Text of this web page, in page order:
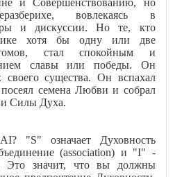
и Совершенствованию, но
вовлекаясь в
и дискуссии. Но те, кто
хотя бы одну или две
стал спокойным и
славы или победы. Он
своего существа. Он вспахал
семена Любви и собрал
и Силы Духа.
"S" означает Духовность
(association) и "I" -
Это значит, что вы должны